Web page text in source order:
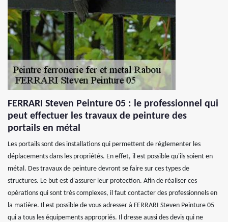
FERRARI Steven Peinture 05 : le professionnel qui
peut effectuer les travaux de peinture des
portails en métal
Les portails sont des installations qui permettent de réglementer les
déplacements dans les propriétés. En effet, il est possible qu'ils soient en
métal. Des travaux de peinture devront se faire sur ces types de
structures. Le but est d'assurer leur protection. Afin de réaliser ces
opérations qui sont très complexes, il faut contacter des professionnels en
la matière. Il est possible de vous adresser à FERRARI Steven Peinture 05
qui a tous les équipements appropriés. Il dresse aussi des devis qui ne